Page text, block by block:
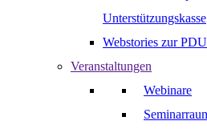
Unterstützungskasse
Webstories zur
Veranstaltungen
Webinare